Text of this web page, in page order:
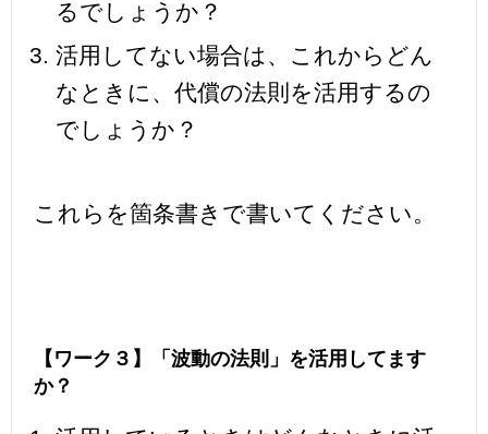
るでしょうか？
活用してない場合は、これからどん
なときに、代償の法則を活用するの
でしょうか？
これらを箇条書きで書いてください。
【ワーク３】「波動の法則」を活用してます
か？